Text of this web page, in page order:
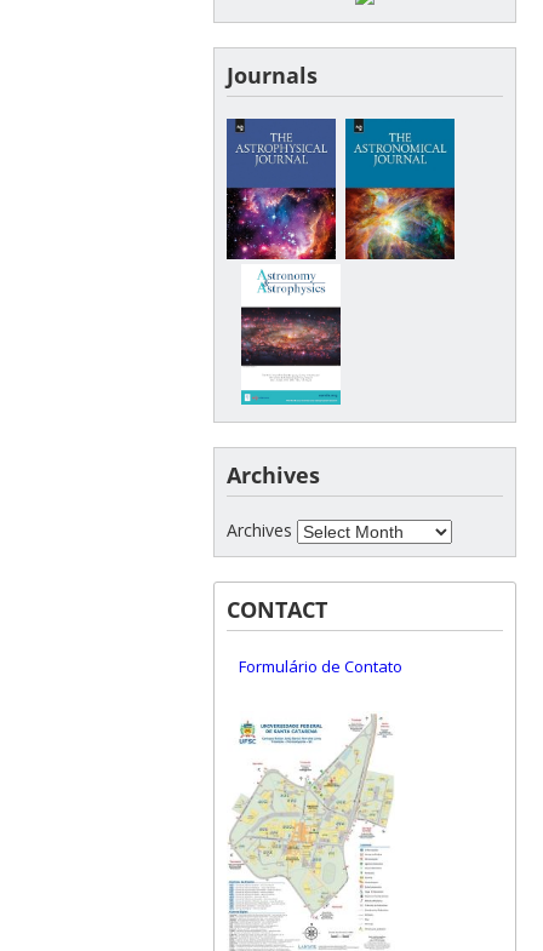
Journals
Archives
Archives
CONTACT
Formulário de Contato